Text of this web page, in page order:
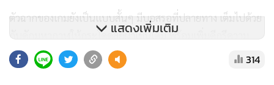
ตัวฉากของเกมยังเป็นแบบสั้นๆ มีบอสรอที่ปลายทาง เต็มไปด้วย
กับดักมหากาฬให้กระโดดลุยฝ่าเช่นเดิม พร้อมเพิ่มดีกรีความ
โหดขึ้นหลายเท่า อย่างบล็อกผลุบๆโผล่ๆที่คราวนี้ต้องข้ามเหว
ข้ามลาวากันแบบไม่มีโอกาสแก้ตัว, ฉากใต้น้ำที่กระโดดได้สูงกว่า
แสดงเพิ่มเติม
314